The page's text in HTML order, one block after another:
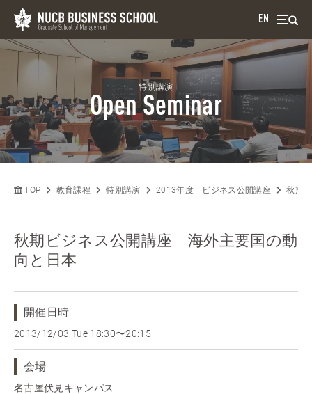
EN
特別講演
Open Seminar
TOP 教育課程 特別講演 2013年度 ビジネス公開講座 秋期
秋期ビジネス公開講座 海外主要国の動
向と日本
開催日時
2013/12/03 Tue18:30〜20:15
会場
名古屋伏見キャンパス